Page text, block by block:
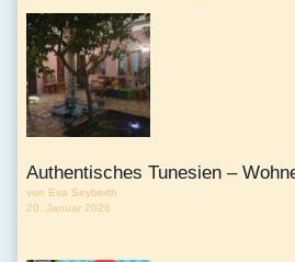
Authentisches Tunesien –
von Eva Seyberth
20. Januar 2026